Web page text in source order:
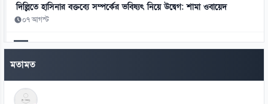
দিল্লিতে হাসিনার বক্তব্যে সম্পর্কের ভবিষ্যৎ নিয়ে উদ্বেগ: শামা ওবায়েদ
০৭ আগস্ট
৬
মানবতাবিরোধী অপরাধের খসড়া তদন্তে জাফর ইকবালসহ চারজনের নাম
মতামত